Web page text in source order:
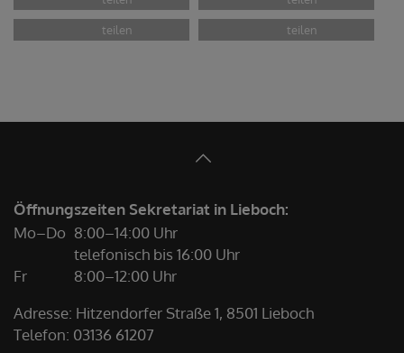
Öffnungszeiten Sekretariat in Lieboch:
Mo–Do 8:00–14:00 Uhr
telefonisch bis 16:00 Uhr
Fr
8:00–12:00 Uhr
Adresse: Hitzendorfer Straße 1, 8501 Lieboch
Telefon: 03136 61207